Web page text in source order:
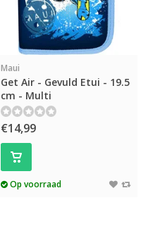
Maui
Get Air - Gevuld Etui - 19.5
cm - Multi
€14,99
Op voorraad